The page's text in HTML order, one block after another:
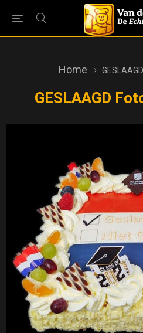
Home
GESLAAGD